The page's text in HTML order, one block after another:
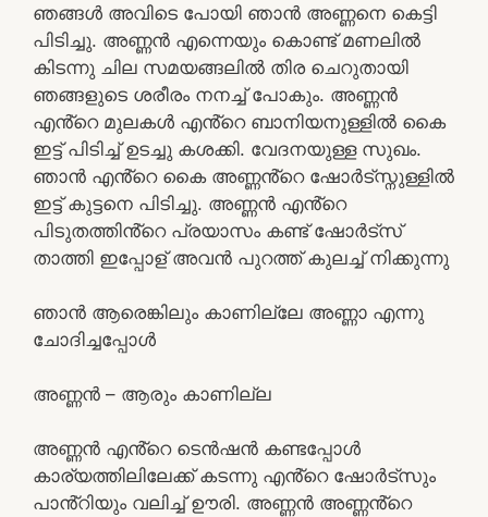
ഞങ്ങൾ അവിടെ പോയി ഞാൻ അണ്ണനെ കെട്ടി
പിടിച്ചു. അണ്ണൻ എന്നെയും കൊണ്ട് മണലിൽ
കിടന്നു ചില സമയങ്ങലിൽ തിര ചെറുതായി
ഞങ്ങളുടെ ശരീരം നനച്ച് പോകും. അണ്ണൻ
എൻ്റെ മുലകൾ എൻ്റെ ബാനിയനുള്ളിൽ കൈ
ഇട്ട് പിടിച്ച് ഉടച്ചു കശക്കി. വേദനയുള്ള സുഖം.
ഞാൻ എൻ്റെ കൈ അണ്ണൻ്റെ ഷോർട്സ്നുള്ളിൽ
ഇട്ട് കുട്ടനെ പിടിച്ചു. അണ്ണൻ എൻ്റെ
പിടുതത്തിൻ്റെ പ്രയാസം കണ്ട് ഷോർട്സ്
താത്തി ഇപ്പോള് അവൻ പുറത്ത് കുലച്ച് നിക്കുന്നു
ഞാൻ ആരെങ്കിലും കാണില്ലേ അണ്ണാ എന്നു
ചോദിച്ചപ്പോൾ
അണ്ണൻ – ആരും കാണില്ല
അണ്ണൻ എൻ്റെ ടെൻഷൻ കണ്ടപ്പോൾ
കാര്യത്തിലിലേക്ക് കടന്നു എൻ്റെ ഷോർട്സും
പാൻ്റിയും വലിച്ച് ഊരി. അണ്ണൻ അണ്ണൻ്റെ